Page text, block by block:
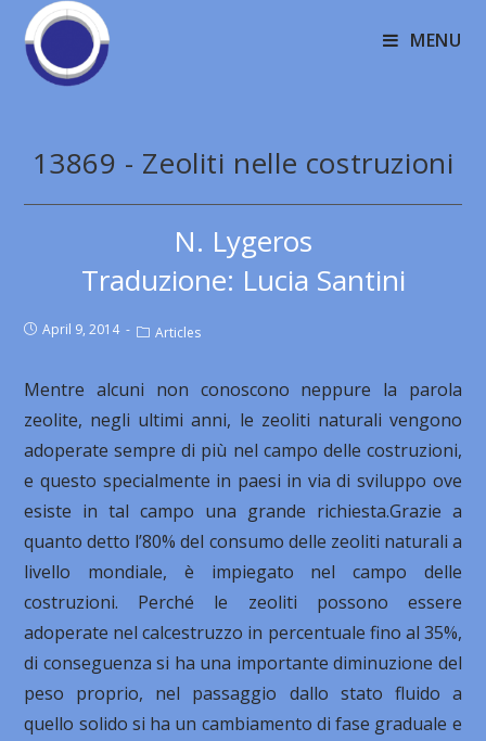
MENU
13869 - Zeoliti nelle costruzioni
N. Lygeros
Traduzione: Lucia Santini
April 9, 2014 Articles
Mentre alcuni non conoscono neppure la parola
zeolite, negli ultimi anni, le zeoliti naturali vengono
adoperate sempre di più nel campo delle costruzioni,
e questo specialmente in paesi in via di sviluppo ove
esiste in tal campo una grande richiesta.Grazie a
quanto detto l’80% del consumo delle zeoliti naturali a
livello mondiale, è impiegato nel campo delle
costruzioni. Perché le zeoliti possono essere
adoperate nel calcestruzzo in percentuale fino al 35%,
di conseguenza si ha una importante diminuzione del
peso proprio, nel passaggio dallo stato fluido a
quello solido si ha un cambiamento di fase graduale e